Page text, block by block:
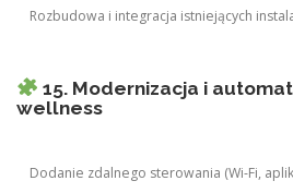
Rozbudowa i integracja istniejących
15. Modernizacja i
wellness
Dodanie zdalnego sterowania (Wi-Fi,